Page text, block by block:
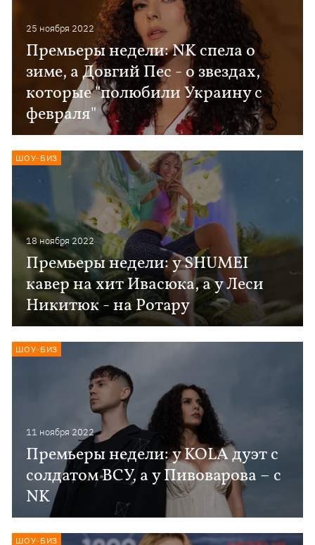
25 ноября 2022
Премьеры недели: NK спела о
зиме, а Довгий Пес - о звездах,
которые "полюбили Украину с
февраля"
18 ноября 2022
Премьеры недели: у SHUMEI
кавер на хит Ивасюка, а у Леси
Никитюк - на Ротару
ШОУ-БИЗ
11 ноября 2022
Премьеры недели: у KOLA дуэт с
солдатом ВСУ, а у Пивоварова – с
NK
ШОУ-БИЗ
ШОУ-БИЗ